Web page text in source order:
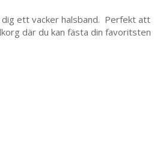
ett vacker halsband. Perfekt att
där du kan fästa din favoritsten